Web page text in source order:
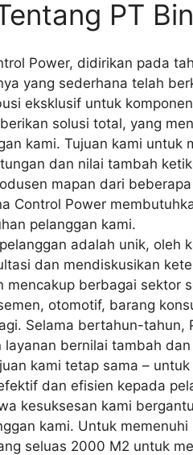
PT
Power, didirikan pada
yang sederhana telah
eksklusif untuk
solusi total, yang
kami. Tujuan kami
dan nilai tambah
mapan dari
Control Power
pelanggan kami.
adalah unik, oleh
dan mendiskusikan
mencakup berbagai sektor
otomotif, barang
Selama bertahun-tahun,
layanan bernilai tambah
kami tetap sama –
dan efisien kepada
kesuksesan kami
kami. Untuk
seluas 2000 M2 untuk